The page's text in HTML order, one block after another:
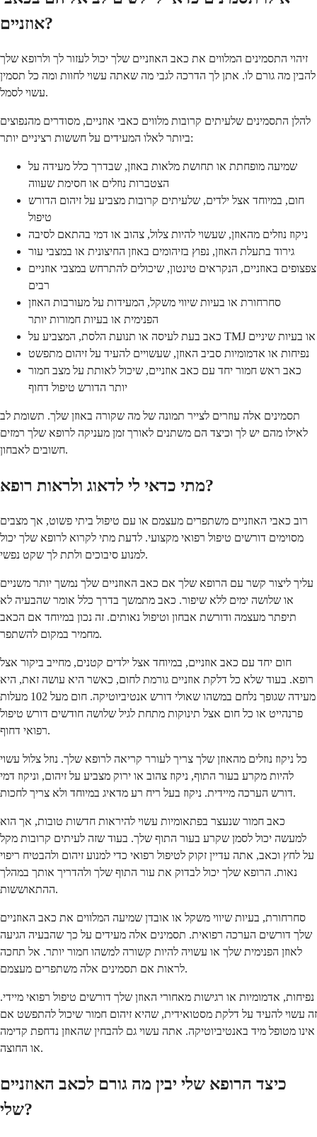
אוזניים?
זיהוי התסמינים המלווים את כאב האוזניים שלך יכול לעזור לך ולרופא שלך
להבין מה גורם לו. אתן לך הדרכה לגבי מה שאתה עשוי לחוות ומה כל תסמין
עשוי לסמל.
להלן התסמינים שלעיתים קרובות מלווים כאבי אוזניים, מסודרים מהנפוצים
ביותר לאלו המעידים על חששות רציניים יותר:
שמיעה מופחתת או תחושת מלאות באוזן, שבדרך כלל מעידה על
הצטברות נוזלים או חסימת שעווה
חום, במיוחד אצל ילדים, שלעיתים קרובות מצביע על זיהום הדורש
טיפול
ניקוז נוזלים מהאוזן, שעשוי להיות צלול, צהוב או דמי בהתאם לסיבה
גירוד בתעלת האוזן, נפוץ בזיהומים באוזן החיצונית או במצבי עור
צפצופים באוזניים, הנקראים טינטון, שיכולים להתרחש במצבי אוזניים
רבים
סחרחורת או בעיות שיווי משקל, המעידות על מעורבות האוזן
הפנימית או בעיות חמורות יותר
כאב בעת לעיסה או תנועת הלסת, המצביע על TMJ או בעיות שיניים
נפיחות או אדמומיות סביב האוזן, שעשויים להעיד על זיהום מתפשט
כאב ראש חמור יחד עם כאב אוזניים, שיכול לאותת על מצב חמור
יותר הדורש טיפול דחוף
תסמינים אלה עוזרים לצייר תמונה של מה שקורה באוזן שלך. תשומת לב
לאילו מהם יש לך וכיצד הם משתנים לאורך זמן מעניקה לרופא שלך רמזים
חשובים לאבחון.
מתי כדאי לי לדאוג ולראות רופא?
רוב כאבי האוזניים משתפרים מעצמם או עם טיפול ביתי פשוט, אך מצבים
מסוימים דורשים טיפול רפואי מקצועי. לדעת מתי לקרוא לרופא שלך יכול
למנוע סיבוכים ולתת לך שקט נפשי.
עליך ליצור קשר עם הרופא שלך אם כאב האוזניים שלך נמשך יותר משניים
או שלושה ימים ללא שיפור. כאב מתמשך בדרך כלל אומר שהבעיה לא
תיפתר מעצמה ודורשת אבחון וטיפול נאותים. זה נכון במיוחד אם הכאב
מחמיר במקום להשתפר.
חום יחד עם כאב אוזניים, במיוחד אצל ילדים קטנים, מחייב ביקור אצל
רופא. בעוד שלא כל דלקת אוזניים גורמת לחום, כאשר היא עושה זאת, היא
מעידה שגופך נלחם במשהו שאולי דורש אנטיביוטיקה. חום מעל 102 מעלות
פרנהייט או כל חום אצל תינוקות מתחת לגיל שלושה חודשים דורש טיפול
רפואי דחוף.
כל ניקוז נוזלים מהאוזן שלך צריך לעורר קריאה לרופא שלך. נוזל צלול עשוי
להיות מקרע בעור התוף, ניקוז צהוב או ירוק מצביע על זיהום, וניקוז דמי
דורש הערכה מיידית. ניקוז בעל ריח רע מדאיג במיוחד ולא צריך לחכות.
כאב חמור שנעצר בפתאומיות עשוי להיראות חדשות טובות, אך הוא
למעשה יכול לסמן שקרע בעור התוף שלך. בעוד שזה לעיתים קרובות מקל
על לחץ וכאב, אתה עדיין זקוק לטיפול רפואי כדי למנוע זיהום ולהבטיח ריפוי
נאות. הרופא שלך יכול לבדוק את עור התוף שלך ולהדריך אותך במהלך
ההתאוששות.
סחרחורת, בעיות שיווי משקל או אובדן שמיעה המלווים את כאב האוזניים
שלך דורשים הערכה רפואית. תסמינים אלה מעידים על כך שהבעיה הגיעה
לאוזן הפנימית שלך או עשויה להיות קשורה למשהו חמור יותר. אל תחכה
לראות אם תסמינים אלה משתפרים מעצמם.
נפיחות, אדמומיות או רגישות מאחורי האוזן שלך דורשים טיפול רפואי מיידי.
זה עשוי להעיד על דלקת מסטואידית, שהיא זיהום חמור שיכול להתפשט אם
אינו מטופל מיד באנטיביוטיקה. אתה עשוי גם להבחין שהאוזן נדחפת קדימה
או החוצה.
כיצד הרופא שלי יבין מה גורם לכאב האוזניים
שלי?